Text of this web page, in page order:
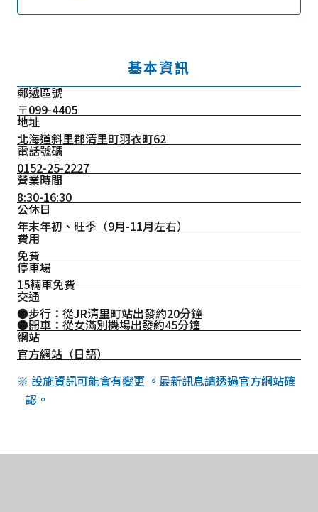
基本資訊
郵遞區號
〒099-4405
地址
北海道斜里郡清里町羽衣町62
電話號碼
0152-25-2227
營業時間
8:30-16:30
公休日
年末年初、旺季（9月-11月左右）
費用
免費
停車場
15輛車免費
交通
●步行：從JR清里町站出發約20分鐘
●開車：從女滿別機場出發約45分鐘
網站
官方網站（日語）
※ 設施資訊可能會有變更 。最新訊息請透過官方網站確
認。